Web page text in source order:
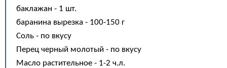
баклажан - 1 шт.
баранина вырезка - 100-150 г
Соль - по вкусу
Перец черный молотый - по вкусу
Масло растительное - 1-2 ч.л.